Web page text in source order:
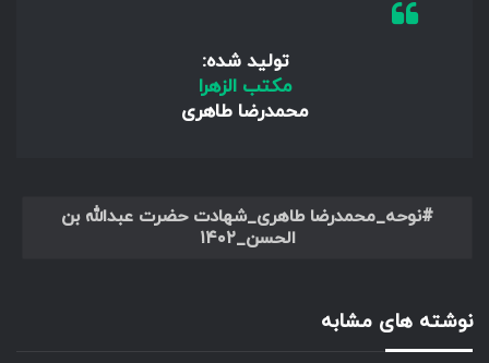
تولید شده:
مکتب الزهرا
محمدرضا طاهری
نوحه_محمدرضا طاهری_شهادت حضرت عبدالله بن
الحسن_۱۴۰۲
نوشته های مشابه